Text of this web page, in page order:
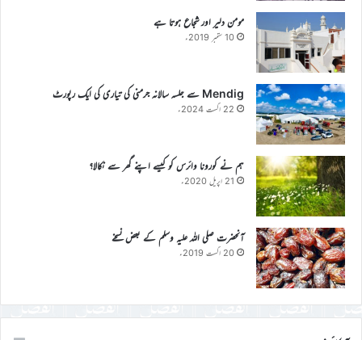
مومن دلیر اور شجاع ہوتا ہے
10 ستمبر 2019ء
Mendig سے جلسہ سالانہ جرمنی کی تیاری کی ایک رپورٹ
22 اگست 2024ء
ہم نے کورونا وائرس کو کیسے اپنے گھر سے نکالا؟
21 اپریل 2020ء
آنحضرت صلی اللہ علیہ وسلم کے بعض نسخے
20 اگست 2019ء